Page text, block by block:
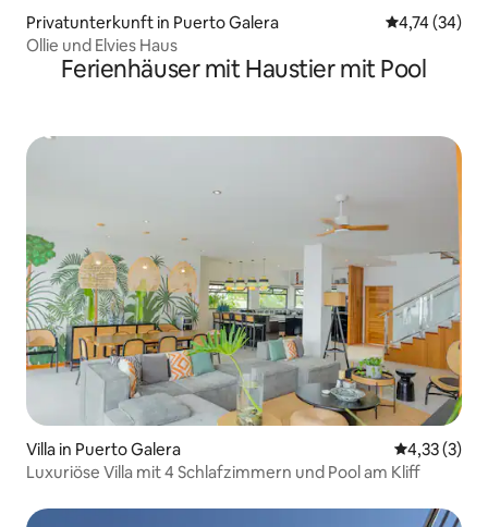
Privatunterkunft in Puerto Galera
4,74 (34)
Ollie und Elvies Haus
Ferienhäuser mit Haustier mit Pool
Villa in Puerto Galera
4,33 (3)
Luxuriöse Villa mit 4 Schlafzimmern und Pool am Kliff